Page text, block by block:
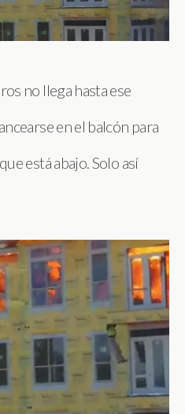
no llega hasta ese
en el balcón para
está abajo. Solo así